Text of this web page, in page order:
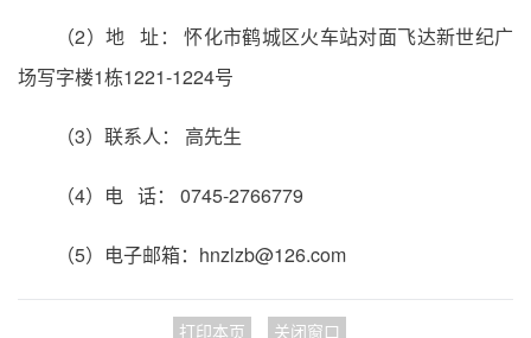
（2）地 址： 怀化市鹤城区火车站对面飞达新世纪广
场写字楼1栋1221-1224号
（3）联系人： 高先生
（4）电 话： 0745-2766779
（5）电子邮箱：hnzlzb@126.com
打印本页 关闭窗口